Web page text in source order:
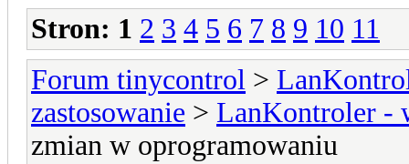
Stron: 1 2 3 4 5 6 7 8 9 10 11
Forum tinycontrol >
zastosowanie > LanKontroler -
zmian w oprogramowaniu